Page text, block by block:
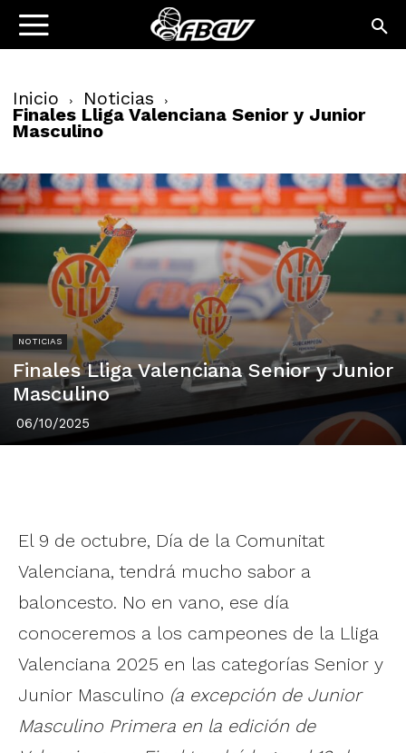
Inicio Noticias
Finales Lliga Valenciana Senior y Junior
Masculino
NOTICIAS
Finales Lliga Valenciana Senior y Junior
Masculino
06/10/2025
El 9 de octubre, Día de la Comunitat
Valenciana, tendrá mucho sabor a
baloncesto. No en vano, ese día
conoceremos a los campeones de la Lliga
Valenciana 2025 en las categorías Senior y
Junior Masculino (a excepción de Junior
Masculino Primera en la edición de